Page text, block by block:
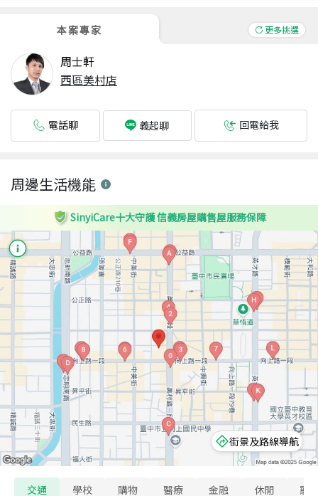
本案專家 更多挑選
周士軒
西區美村店
電話聊 義起聊 回電給我
周邊生活機能
SinyiCare十大守護 信義房屋購售屋服務保障
街景及路線導航
交通 學校 購物 醫療 金融 休閒 寵